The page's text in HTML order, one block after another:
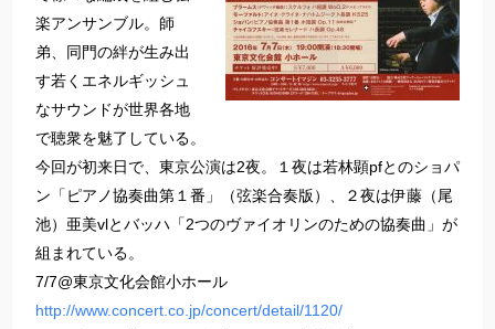
楽アンサンブル。師
弟、同門の絆が生み出
す若くエネルギッシュ
なサウンドが世界各地
で聴衆を魅了している。
今回が初来日で、東京公演は2夜。１夜は若林顕pfとのショパ
ン「ピアノ協奏曲第１番」（弦楽合奏版）、２夜は伊藤（尾
池）亜美vlとバッハ「2つのヴァイオリンのための協奏曲」が
組まれている。
7/7@東京文化会館小ホール
http://www.concert.co.jp/concert/detail/1120/